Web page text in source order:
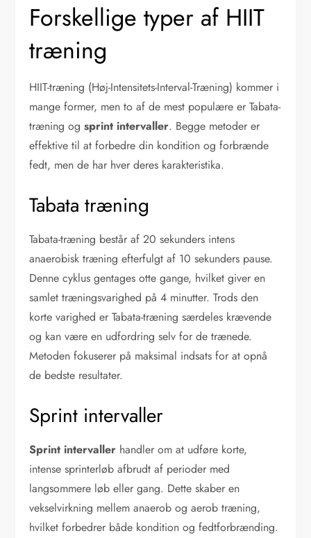
Forskellige typer af HIIT
træning
HIIT-træning (Høj-Intensitets-Interval-Træning) kommer i
mange former, men to af de mest populære er Tabata-
træning ogsprint intervaller. Begge metoder er
effektive til at forbedre din kondition og forbrænde
fedt, men de har hver deres karakteristika.
Tabata træning
Tabata-træning består af 20 sekunders intens
anaerobisk træning efterfulgt af 10 sekunders pause.
Denne cyklus gentages otte gange, hvilket giver en
samlet træningsvarighed på 4 minutter. Trods den
korte varighed er Tabata-træning særdeles krævende
og kan være en udfordring selv for de trænede.
Metoden fokuserer på maksimal indsats for at opnå
de bedste resultater.
Sprint intervaller
Sprint intervaller handler om at udføre korte,
intense sprinterløb afbrudt af perioder med
langsommere løb eller gang. Dette skaber en
vekselvirkning mellem anaerob og aerob træning,
hvilket forbedrer både kondition og fedtforbrænding.